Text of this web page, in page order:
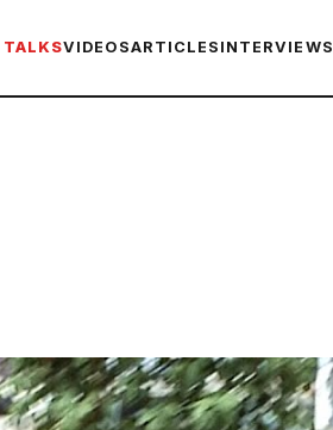
TALKSVIDEOSARTICLES INTERVIEWS